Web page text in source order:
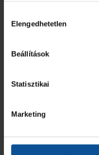
kiválasztása
Elengedhetetlen
Beállítások
Statisztikai
Marketing
Futás a Ligetben